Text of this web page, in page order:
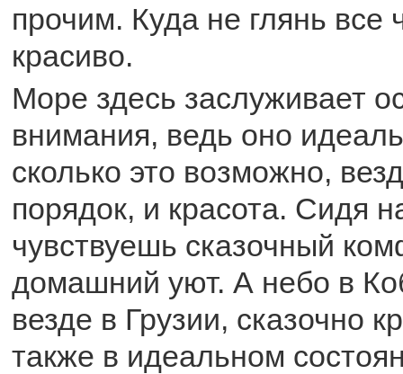
прочим. Куда не глянь все
красиво.
Море здесь заслуживает
внимания, ведь оно
сколько это возможно,
порядок, и красота. Сидя
чувствуешь сказочный
домашний уют. А небо в
везде в Грузии, сказочно
также в идеальном